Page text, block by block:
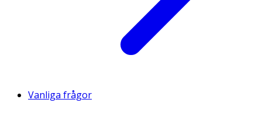
Vanliga frågor